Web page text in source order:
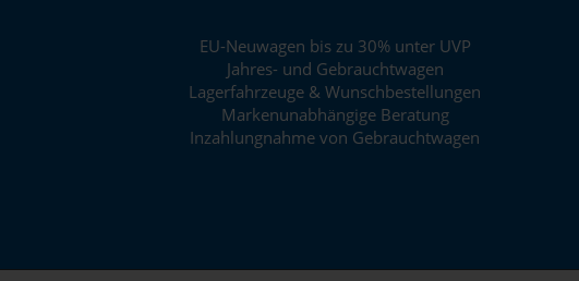
EU-Neuwagen bis zu 30% unter UVP
Jahres- und Gebrauchtwagen
Lagerfahrzeuge & Wunschbestellungen
Markenunabhängige Beratung
Inzahlungnahme von Gebrauchtwagen